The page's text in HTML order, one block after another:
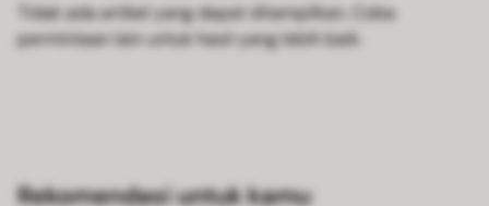
Tidak ada artikel yang dapat ditampilkan. Coba
permintaan lain untuk hasil yang lebih baik.
Rekomendasi untuk kamu